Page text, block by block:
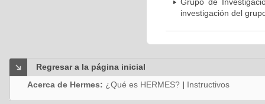
investigación del
Regresar a la página inicial
Acerca de Hermes: ¿Qué es HERMES? | Instructivos